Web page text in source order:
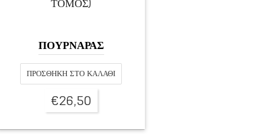
ΠΟΥΡΝΑΡΑΣ
ΠΡΟΣΘΉΚΗ ΣΤΟ ΚΑΛΆΘΙ
€26,50